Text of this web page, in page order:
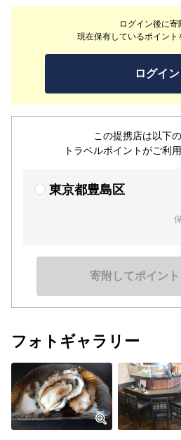
ログイン後に寄
現在保有しているポイン
ログイン
この提携店は以下
トラベルポイントがご利
東京都豊島区
寄附してポイン
は、素材そのものの味を楽しめ
がオススメ。その他、丁寧にひ
＞等の一品も美味しいですよ。
めるのは大人だけの特権。至福
フォトギャラリー